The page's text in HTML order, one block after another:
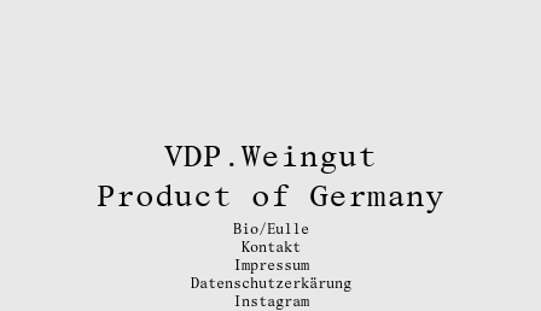
VDP.Weingut
Product of Germany
Bio/Eulle
Kontakt
Impressum
Datenschutzerkärung
Instagram